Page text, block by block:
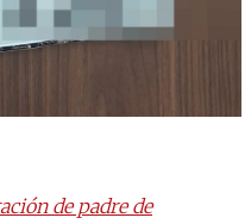
de padre de